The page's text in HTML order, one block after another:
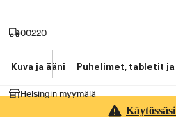
00220
Helsingin myymälä
Kuva ja ääni Puhelimet, tabletit